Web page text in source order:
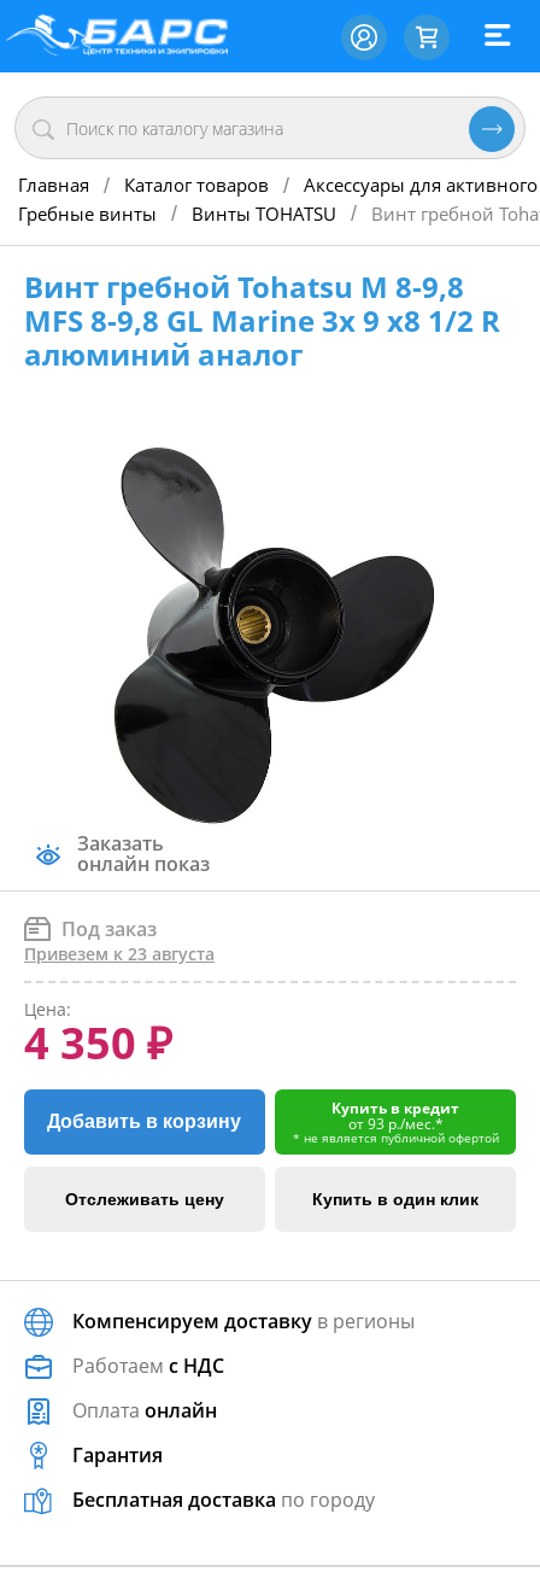
Главная / Каталог товаров / Аксессуары для
Гребные винты
/ Винты TOHATSU / Винт гребной
Винт гребной Tohatsu M 8-9,8
MFS 8-9,8 GL Marine 3х 9 х8 1/2 R
алюминий аналог
Заказать
онлайн показ
Под заказ
Привезем к 23 августа
Цена:
4 350 ₽
Добавить в корзину
Купить в кредит
от 93 р./мес.*
* не является публичной офертой
Отслеживать цену Купить в один клик
Компенсируем доставку в регионы
Работаем с НДС
Оплата онлайн
Гарантия
Бесплатная доставка по городу